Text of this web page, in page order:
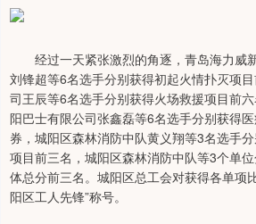
经过一天紧张激烈的角逐，青岛海力威
刘锋超等6名选手分别获得初起火情扑灭项
司王辰等6名选手分别获得火场救援项目前
阳巴士有限公司张鑫磊等6名选手分别获得
券，城阳区森林消防中队黄义翔等3名选手
项目前三名，城阳区森林消防中队等3个单
体总分前三名。城阳区总工会对获得各单项
阳区工人先锋”称号。